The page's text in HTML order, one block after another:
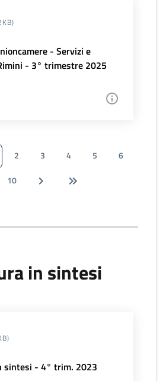
- Servizi e
- 3° trimestre 2025
2 3 4 5
6
10
in sintesi
sintesi - 4° trim. 2023